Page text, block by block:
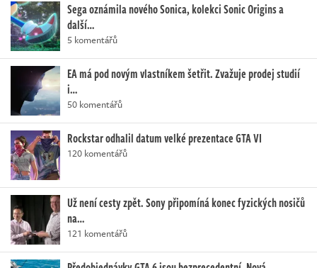
Sega oznámila nového Sonica, kolekci Sonic Origins a
další…
5 komentářů
EA má pod novým vlastníkem šetřit. Zvažuje prodej studií
i…
50 komentářů
Rockstar odhalil datum velké prezentace GTA VI
120 komentářů
Už není cesty zpět. Sony připomíná konec fyzických nosičů
na…
121 komentářů